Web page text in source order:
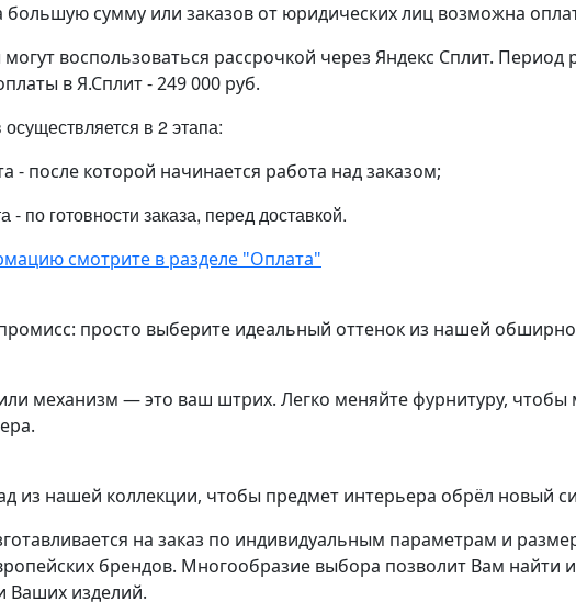
большую сумму или заказов от юридических лиц возможна
воспользоваться рассрочкой через Яндекс Сплит.
в Я.Сплит - 249 000 руб.
в 2 этапа:
- после которой начинается работа над заказом;
- по готовности заказа, перед доставкой.
смотрите в разделе "Оплата"
просто выберите идеальный оттенок из нашей
механизм — это ваш штрих. Легко меняйте фурнитуру,
из нашей коллекции, чтобы предмет интерьера обрёл новый
на заказ по индивидуальным параметрам и
брендов. Многообразие выбора позволит Вам найти
Ваших изделий.